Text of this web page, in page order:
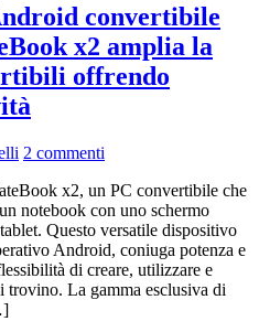
convertibile
x2 amplia la
offrendo
2 commenti
x2, un PC convertibile che
notebook con uno schermo
Questo versatile dispositivo
Android, coniuga potenza e
di creare, utilizzare e
trovino. La gamma esclusiva di